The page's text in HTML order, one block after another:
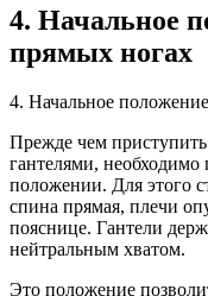
4. Начальное
прямых ногах
4. Начальное
Прежде чем
гантелями, необходимо
положении. Для этого
спина прямая, плечи
пояснице. Гантели
нейтральным хватом.
Это положение